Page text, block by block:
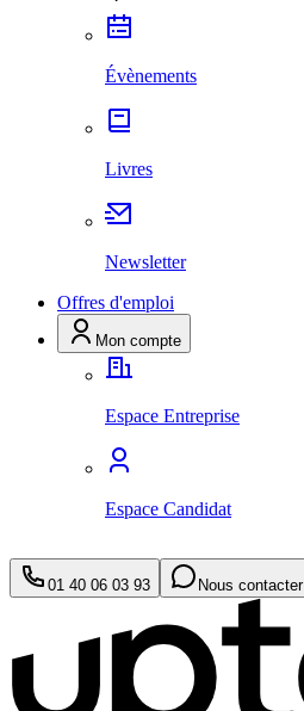
Évènements
Livres
Newsletter
Offres d'emploi
Mon compte
Espace Entreprise
Espace Candidat
01 40 06 03 93 Nous contacter